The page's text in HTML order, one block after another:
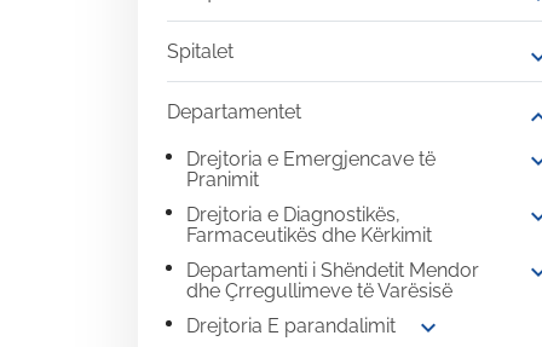
Spitalet
Departamentet
Drejtoria e Emergjencave të
Pranimit
Drejtoria e Diagnostikës,
Farmaceutikës dhe Kërkimit
Departamenti i Shëndetit Mendor
dhe Çrregullimeve të Varësisë
Drejtoria E parandalimit expand_more